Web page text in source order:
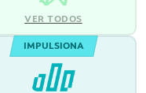
VER TODOS
IMPULSIONA